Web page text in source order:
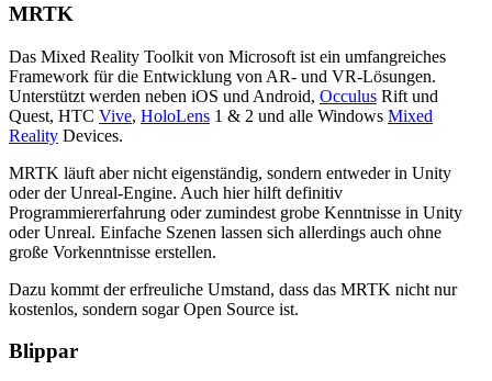
MRTK
Das Mixed Reality Toolkit von Microsoft ist ein umfangreiches
Framework für die Entwicklung von AR- und VR-Lösungen.
Unterstützt werden neben iOS und Android, Occulus Rift und
Quest, HTC Vive, HoloLens 1 & 2 und alle Windows Mixed
Reality Devices.
MRTK läuft aber nicht eigenständig, sondern entweder in Unity
oder der Unreal-Engine. Auch hier hilft definitiv
Programmiererfahrung oder zumindest grobe Kenntnisse in Unity
oder Unreal. Einfache Szenen lassen sich allerdings auch ohne
große Vorkenntnisse erstellen.
Dazu kommt der erfreuliche Umstand, dass das MRTK nicht nur
kostenlos, sondern sogar Open Source ist.
Blippar